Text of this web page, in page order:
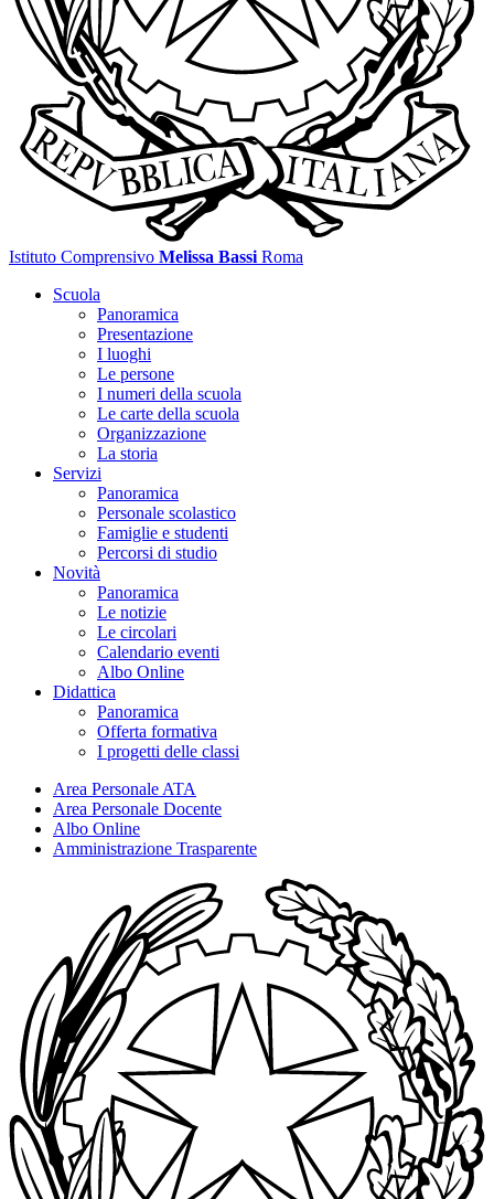
Istituto Comprensivo Melissa Bassi Roma
Scuola
Panoramica
Presentazione
I luoghi
Le persone
I numeri della scuola
Le carte della scuola
Organizzazione
La storia
Servizi
Panoramica
Personale scolastico
Famiglie e studenti
Percorsi di studio
Novità
Panoramica
Le notizie
Le circolari
Calendario eventi
Albo Online
Didattica
Panoramica
Offerta formativa
I progetti delle classi
Area Personale ATA
Area Personale Docente
Albo Online
Amministrazione Trasparente